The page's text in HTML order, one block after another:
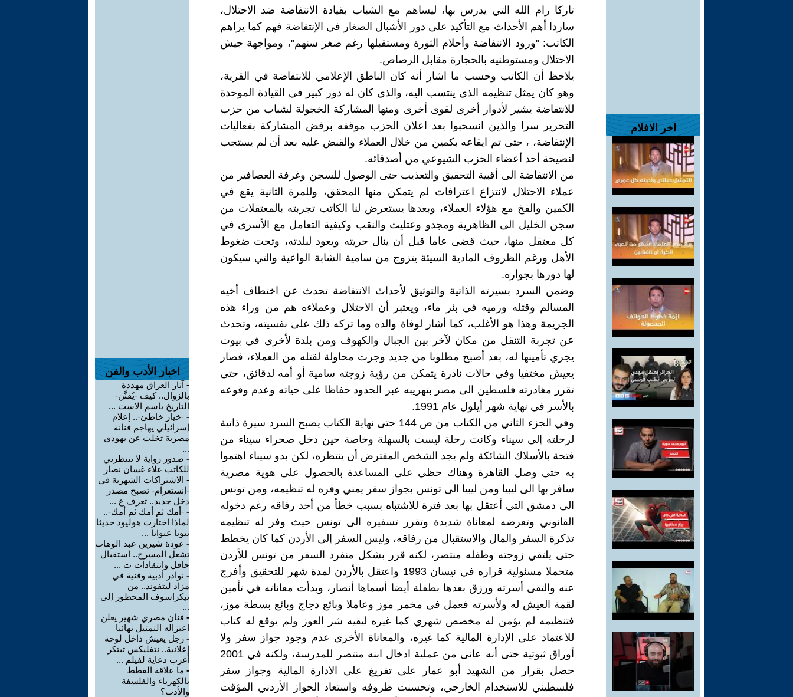
اخر الافلام
تاركا رام الله التي يدرس بها، ليساهم مع الشباب بقيادة الانتفاضة ضد الاحتلال،
ساردا أهم الأحداث مع التأكيد على دور الأشبال الصغار في الإنتفاضة فهم كما يراهم
الكاتب: "ورود الانتفاضة وأحلام الثورة ومستقبلها رغم صغر سنهم"، ومواجهة جيش
الاحتلال ومستوطنيه بالحجارة مقابل الرصاص.
يلاحظ أن الكاتب وحسب ما اشار أنه كان الناطق الإعلامي للانتفاضة في القرية،
وهو كان يمثل تنظيمه الذي ينتسب اليه، والذي كان له دور كبير في القيادة الموحدة
للانتفاضة يشير لأدوار أخرى لقوى أخرى ومنها المشاركة الخجولة لشباب من حزب
التحرير سرا والذين انسحبوا بعد اعلان الحزب موقفه برفض المشاركة بفعاليات
الإنتفاضة، ، حتى تم ايقاعه بكمين من خلال العملاء والقبض عليه بعد أن لم يستجب
لنصيحة أحد أعضاء الحزب الشيوعي من أصدقائه.
من الانتفاضة الى أقبية التحقيق والتعذيب حتى الوصول للسجن وغرفة العصافير من
عملاء الاحتلال لانتزاع اعترافات لم يتمكن منها المحقق، وللمرة الثانية يقع في
الكمين والفخ مع هؤلاء العملاء، وبعدها يستعرض لنا الكاتب تجربته بالمعتقلات من
سجن الخليل الى الظاهرية ومجدو وعتليت والنقب وكيفية التعامل مع الأسرى في
كل معتقل منها، حيث قضى عاما قبل أن ينال حريته ويعود لبلدته، وتحت ضغوط
الأهل ورغم الظروف المادية السيئة يتزوج من سامية الشابة الواعية والتي سيكون
لها دورها بجواره.
وضمن السرد بسيرته الذاتية والتوثيق لأحداث الانتفاضة تحدث عن اختطاف أخيه
المسالم وقتله ورميه في بئر ماء، ويعتبر أن الاحتلال وعملاءه هم من وراء هذه
الجريمة وهذا هو الأغلب، كما أشار لوفاة والده وما تركه ذلك على نفسيته، وتحدث
عن تجربة التنقل من مكان لآخر بين الجبال والكهوف ومن بلدة لأخرى في بيوت
يجري تأمينها له، بعد أصبح مطلوبا من جديد وجرت محاولة لقتله من العملاء، فصار
يعيش مختفيا وفي حالات نادرة يتمكن من رؤية زوجته سامية أو أمه لدقائق، حتى
تقرر مغادرته فلسطين الى مصر بتهريبه عبر الحدود حفاظا على حياته وعدم وقوعه
بالأسر في نهاية شهر أيلول عام 1991.
وفي الجزء الثاني من الكتاب من ص 144 حتى نهاية الكتاب يصبح السرد سيرة ذاتية
لرحلته إلى سيناء وكانت رحلة ليست بالسهلة وخاصة حين دخل صحراء سيناء من
فتحة بالأسلاك الشائكة ولم يجد الشخص المفترض أن ينتظره، لكن بدو سيناء اهتموا
به حتى وصل القاهرة وهناك حظي على المساعدة بالحصول على هوية مصرية
سافر بها الى ليبيا ومن ليبيا الى تونس بجواز سفر يمني وفره له تنظيمه، ومن تونس
الى دمشق التي أعتقل بها بعد فترة للاشتباه بسبب خطأ من أحد رفاقه رغم دخوله
القانوني وتعرضه لمعاناة شديدة وتقرر تسفيره الى تونس حيث وفر له تنظيمه
تذكرة السفر والمال والاستقبال من رفاقه، وليس السفر إلى الأردن كما كان يخطط
حتى يلتقي زوجته وطفله منتصر، لكنه قرر بشكل منفرد السفر من تونس للأردن
متحملا مسئولية قراره في نيسان 1993 واعتقل بالأردن لمدة شهر للتحقيق وأفرج
عنه والتقى أسرته ورزق بعدها بطفلة أيضا أسماها أنصار، وبدأت معاناته في تأمين
لقمة العيش له ولأسرته فعمل في مخمر موز وعاملا وبائع دجاج وبائع بسطة موز،
فتنظيمه لم يؤمن له مخصص شهري كما غيره ليقيه شر العوز ولم يوقع له كتاب
للاعتماد على الإدارة المالية كما غيره، والمعاناة الأخرى عدم وجود جواز سفر ولا
أوراق ثبوتية حتى أنه عانى من عملية ادخال ابنه منتصر للمدرسة، ولكنه في 2001
حصل بقرار من الشهيد أبو عمار على تفريغ على الادارة المالية وجواز سفر
فلسطيني للاستخدام الخارجي، وتحسنت ظروفه واستعاد الجواز الأردني المؤقت
اخبار الأدب والفن
- آثار العراق مهددة
بالزوال.. كيف -يُقنَّن-
التاريخ باسم الاست ...
- -خيار خاطئ-.. إعلام
إسرائيلي يهاجم فنانة
مصرية تخلت عن يهودي
...
- صدور رواية لا تنتظرني
للكاتب علاء غسان نصار
- الاشتراكات الشهرية في
-إنستغرام- تصبح مصدر
دخل جديد.. تعرف ع ...
- -أمك ثم أمك ثم أمك-..
لماذا اختارت هوليود حديثا
نبويا عنوانا ...
- عودة شيرين عبد الوهاب
تشعل المسرح.. استقبال
حافل وانتقادات ت ...
- نوادر أدبية وفنية في
مزاد ليتفوند.. من
نيكراسوف المحظور إلى
...
- فنان مصري شهير يعلن
اعتزاله التمثيل نهائيا
- رجل يعيش داخل لوحة
إعلانية.. نتفليكس تبتكر
أغرب دعاية لفيلم ...
- ما علاقة القطط
بالكهرباء والفلسفة
والأدب؟